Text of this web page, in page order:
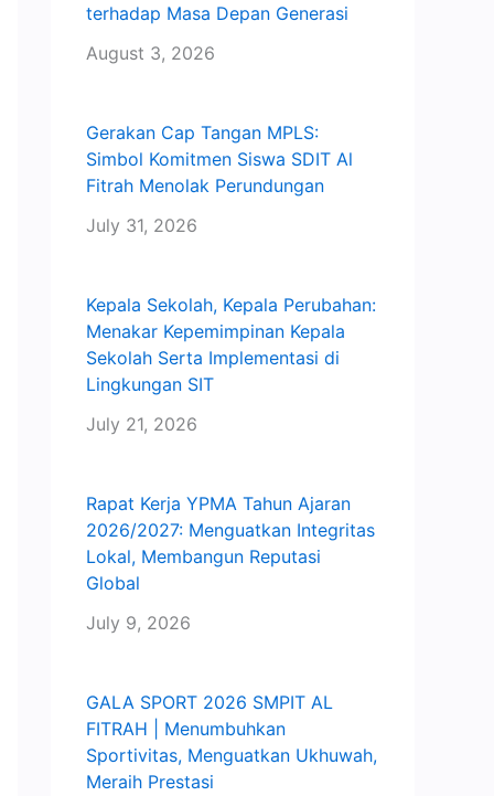
terhadap Masa Depan Generasi
August 3, 2026
Gerakan Cap Tangan MPLS:
Simbol Komitmen Siswa SDIT Al
Fitrah Menolak Perundungan
July 31, 2026
Kepala Sekolah, Kepala Perubahan:
Menakar Kepemimpinan Kepala
Sekolah Serta Implementasi di
Lingkungan SIT
July 21, 2026
Rapat Kerja YPMA Tahun Ajaran
2026/2027: Menguatkan Integritas
Lokal, Membangun Reputasi
Global
July 9, 2026
GALA SPORT 2026 SMPIT AL
FITRAH | Menumbuhkan
Sportivitas, Menguatkan Ukhuwah,
Meraih Prestasi